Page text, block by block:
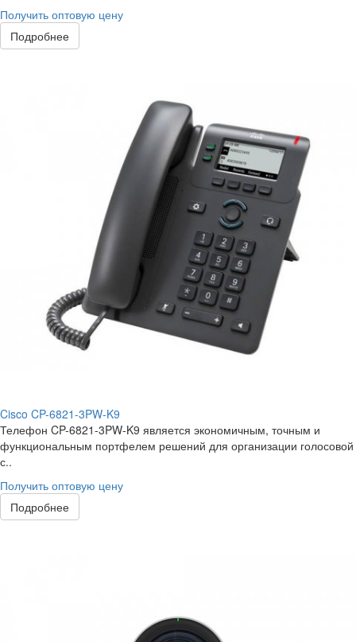
Получить оптовую цену
Подробнее
Cisco CP-6821-3PW-K9
Телефон CP-6821-3PW-K9 является экономичным, точным и
функциональным портфелем решений для организации голосовой
с..
Получить оптовую цену
Подробнее